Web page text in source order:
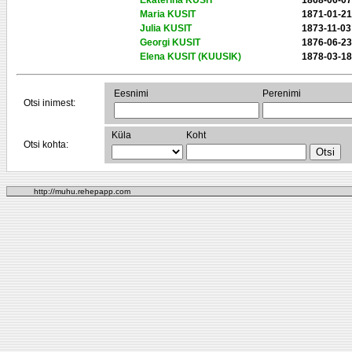
Maria KUSIT
1871-01-21
Julia KUSIT
1873-11-03
Georgi KUSIT
1876-06-23
Elena KUSIT (KUUSIK)
1878-03-18
Otsi inimest:
Eesnimi Perenimi
Otsi kohta:
Küla Koht
http://muhu.rehepapp.com